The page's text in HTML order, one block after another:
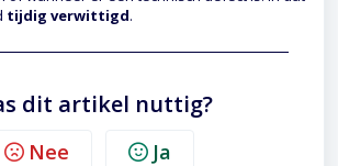
tijdig verwittigd.
dit artikel nuttig?
Nee Ja